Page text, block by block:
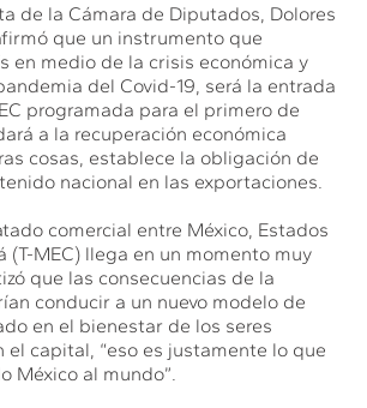
de la Cámara de Diputados, Dolores
que un instrumento que
en medio de la crisis económica y
del Covid-19, será la entrada
programada para el primero de
a la recuperación económica
cosas, establece la obligación de
nacional en las exportaciones.
comercial entre México, Estados
(T-MEC) llega en un momento muy
que las consecuencias de la
conducir a un nuevo modelo de
en el bienestar de los seres
el capital, “eso es justamente lo que
México al mundo”.